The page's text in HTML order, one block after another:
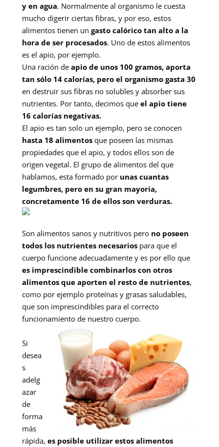
y en agua. Normalmente al organismo le cuesta
mucho digerir ciertas fibras, y por eso, estos
alimentos tienen un gasto calórico tan alto a la
hora de ser procesados. Uno de estos alimentos
es el apio, por ejemplo.
Una ración de apio de unos 100 gramos, aporta
tan sólo 14 calorías, pero el organismo gasta 30
en destruir sus fibras no solubles y absorber sus
nutrientes. Por tanto, decimos que el apio tiene
16 calorías negativas.
El apio es tan solo un ejemplo, pero se conocen
hasta 18 alimentosque poseen las mismas
propiedades que el apio, y todos ellos son de
origen vegetal. El grupo de alimentos del que
hablamos, esta formado por unas cuantas
legumbres, pero en su gran mayoría,
concretamente 16 de ellos son verduras.
Son alimentos sanos y nutritivos pero no poseen
todos los nutrientes necesariospara que el
cuerpo funcione adecuadamente y es por ello que
es imprescindible combinarlos con otros
alimentos que aporten el resto de nutrientes,
como por ejemplo proteínas y grasas saludables,
que son imprescindibles para el correcto
funcionamiento de nuestro cuerpo.
Si
desea
s
adelg
azar
de
forma
más
rápida, es posible utilizar estos alimentos